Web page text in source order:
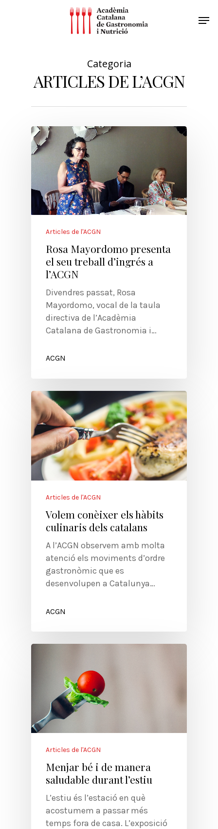
Categoria
ARTICLES DE L’ACGN
Articles de l'ACGN
Rosa Mayordomo presenta
el seu treball d’ingrés a
l’ACGN
Divendres passat, Rosa
Mayordomo, vocal de la taula
directiva de l’Acadèmia
Catalana de Gastronomia i…
ACGN
Articles de l'ACGN
Volem conèixer els hàbits
culinaris dels catalans
A l’ACGN observem amb molta
atenció els moviments d’ordre
gastronòmic que es
desenvolupen a Catalunya…
ACGN
Articles de l'ACGN
Menjar bé i de manera
saludable durant l’estiu
L’estiu és l’estació en què
acostumem a passar més
temps fora de casa. L’exposició